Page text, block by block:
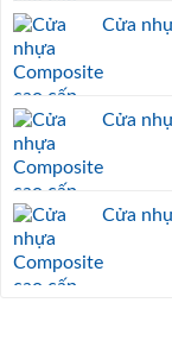
Cửa
Cửa
Cửa